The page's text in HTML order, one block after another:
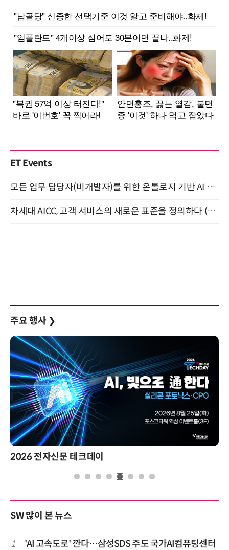
ET Events
모든 업무 담당자(비개발자)를 위한 온톨로지 기반 AI 지식체계 설계 1-day 워크숍 8월 20일 개최
차세대 AICC, 고객 서비스의 새로운 표준을 정의하다 (9/9)
주요 행사 ❯
2026 전자신문 테크데이
SW 많이 본 뉴스
1
'AI 고속도로' 깐다…삼성SDS 주도 국가AI컴퓨팅센터